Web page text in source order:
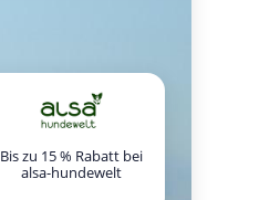
Bis zu 15 % Rabatt bei
alsa-hundewelt